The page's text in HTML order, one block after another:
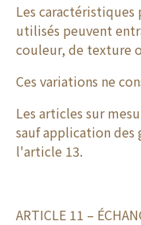
Les
utilisés peuvent
couleur, de texture
Ces variations ne
Les articles sur
sauf application des
l'article 13.
ARTICLE 11 –